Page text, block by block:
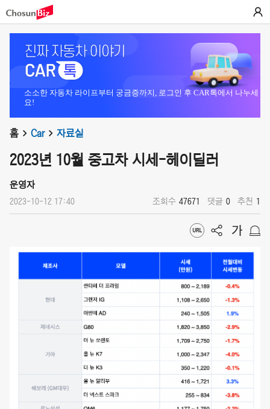
소소한 자동차 라이프부터 궁금증까지, 로그인 후 CAR톡에서 나누세
요!
홈 Car 자료실
2023년 10월 중고차 시세-헤이딜러
운영자
2023-10-12 17:40 조회수 47671 댓글 0 추천 1